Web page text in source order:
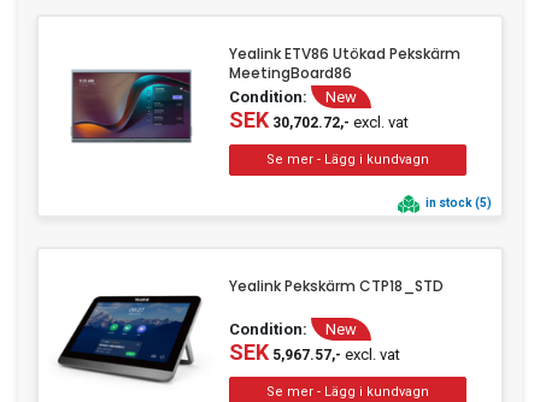
Yealink ETV86 Utökad Pekskärm
MeetingBoard86
Condition: New
SEK30,702.72,- excl. vat
in stock (5)
Yealink Pekskärm CTP18_STD
Condition: New
SEK5,967.57,- excl. vat